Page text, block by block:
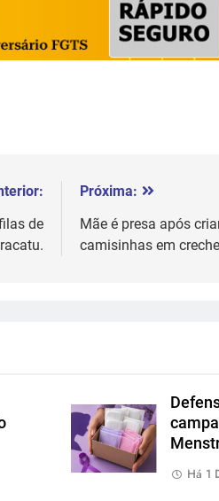
de
Próxima:
Mãe é presa após
camisinhas em
Há 1